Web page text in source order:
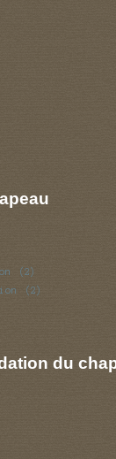
(2)
(2)
du